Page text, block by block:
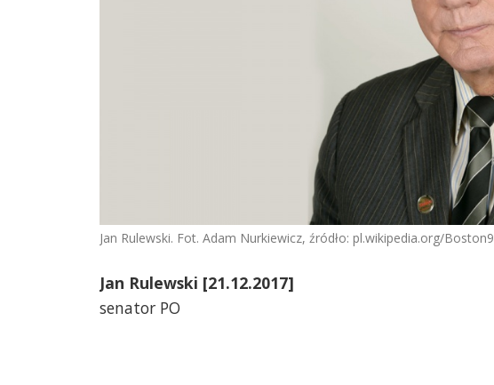
Jan Rulewski. Fot. Adam Nurkiewicz, źródło: pl.wikipedia.org/Boston9
Jan Rulewski [21.12.2017]
senator PO